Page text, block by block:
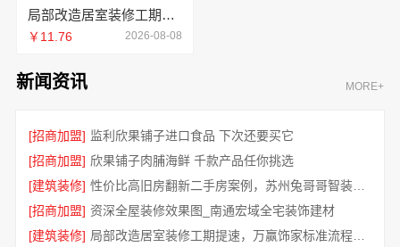
局部改造居室装修工期提速，万赢饰家快速交付
￥11.76 2026-08-08
新闻资讯 MORE+
[招商加盟] 监利欣果铺子进口食品 下次还要买它
[招商加盟] 欣果铺子肉脯海鲜 千款产品任你挑选
[建筑装修]
性价比高旧房翻新二手房案例，苏州兔哥哥智装新材料口碑见证
[招商加盟] 资深全屋装修效果图_南通宏域全宅装饰建材
[建筑装修]
局部改造居室装修工期提速，万赢饰家标准流程保障